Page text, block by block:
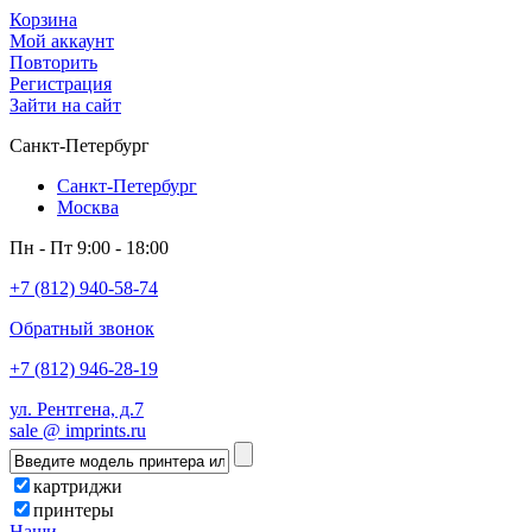
Корзина
Мой аккаунт
Повторить
Регистрация
Зайти на сайт
Санкт-Петербург
Санкт-Петербург
Москва
Пн - Пт 9:00 - 18:00
+7 (812) 940-58-74
Обратный звонок
+7 (812) 946-28-19
ул. Рентгена, д.7
sale @ imprints.ru
картриджи
принтеры